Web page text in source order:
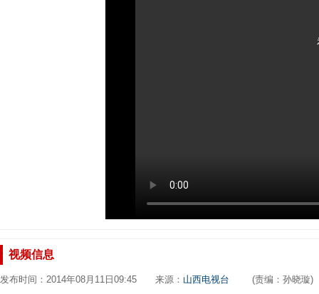
视频信息
发布时间：2014年08月11日09:45 来源： 山西电视台 (责编：孙晓璇)